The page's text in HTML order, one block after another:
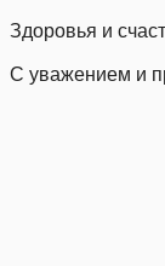
Здоровья и
С уважением и